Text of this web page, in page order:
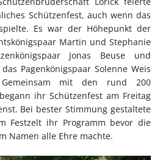
Schützenfest, auch wenn das
Es war der Höhepunkt der
Martin und Stephanie
Jonas Beuse und
Pagenkönigspaar Solenne Weis
mit den rund 200
ihr Schützenfest am Freitag
Bei bester Stimmung gestaltete
Festzelt ihr Programm bevor die
Namen alle Ehre machte.